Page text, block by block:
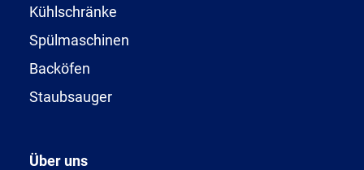
Kühlschränke
Spülmaschinen
Backöfen
Staubsauger
Über uns